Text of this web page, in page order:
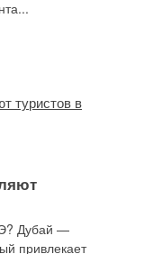
Дубай —
привлекает